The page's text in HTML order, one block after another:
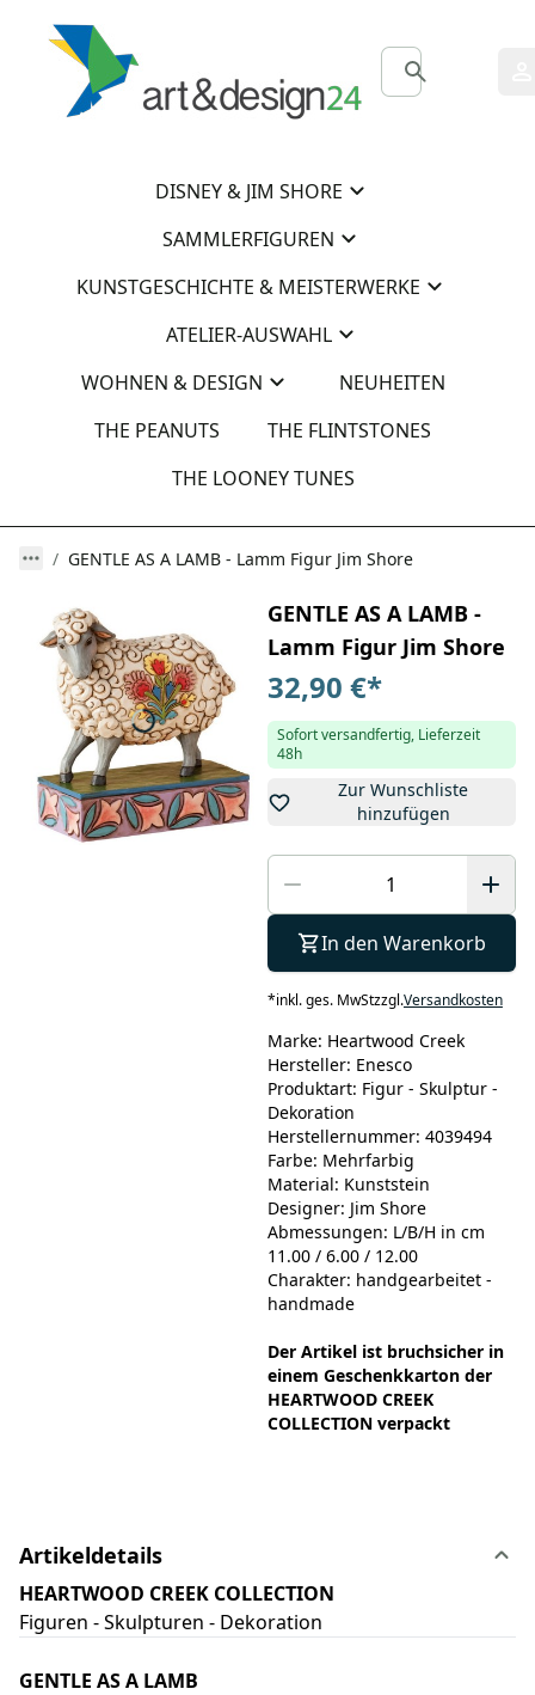
DISNEY & JIM SHORE
SAMMLERFIGUREN
KUNSTGESCHICHTE & MEISTERWERKE
ATELIER-AUSWAHL
WOHNEN & DESIGN
NEUHEITEN
THE PEANUTS
THE FLINTSTONES
THE LOONEY TUNES
GENTLE AS A LAMB - Lamm Figur Jim Shore
GENTLE AS A LAMB -
Lamm Figur Jim Shore
32,90 €*
Sofort versandfertig, Lieferzeit
48h
Zur Wunschliste
hinzufügen
In den Warenkorb
*inkl. ges. MwStzzgl.Versandkosten
Marke: Heartwood Creek
Hersteller: Enesco
Produktart: Figur - Skulptur -
Dekoration
Herstellernummer: 4039494
Farbe: Mehrfarbig
Material: Kunststein
Designer: Jim Shore
Abmessungen: L/B/H in cm
11.00 / 6.00 / 12.00
Charakter: handgearbeitet -
handmade
Der Artikel ist bruchsicher in
einem Geschenkkarton der
HEARTWOOD CREEK
COLLECTION verpackt
Artikeldetails
HEARTWOOD CREEK COLLECTION
Figuren - Skulpturen - Dekoration
GENTLE AS A LAMB